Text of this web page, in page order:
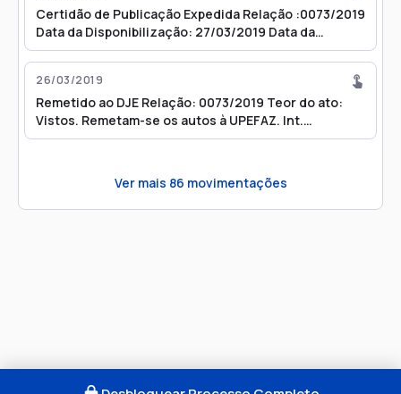
Certidão de Publicação Expedida Relação :0073/2019
Data da Disponibilização: 27/03/2019 Data da
Publicação: 28/03/2019 Número do Diário: 2776
Página: 1763/1767
26/03/2019
Remetido ao DJE Relação: 0073/2019 Teor do ato:
Vistos. Remetam-se os autos à UPEFAZ. Int.
Advogados(s): Maria Luciana de Oliveira Facchina
Spinardi (OAB 251616/SP), CIDINEY CASTILHO BUENO
(OAB 139520/SP), JOSE CARLOS NOVAIS JUNIOR (OAB
256036/SP), RAFAEL AUGUSTO FREIRE FRANCO (OAB
Ver mais 86 movimentações